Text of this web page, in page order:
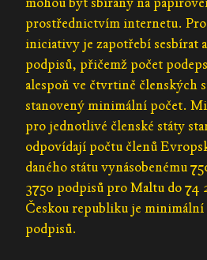
prostřednictvím internetu. Pro
iniciativy je zapotřebí sesbírat
podpisů, přičemž počet
alespoň ve čtvrtině členských
stanovený minimální počet.
pro jednotlivé členské státy
odpovídají počtu členů
daného státu vynásobenému
3750 podpisů pro Maltu do 74
Českou republiku je minimální
podpisů.